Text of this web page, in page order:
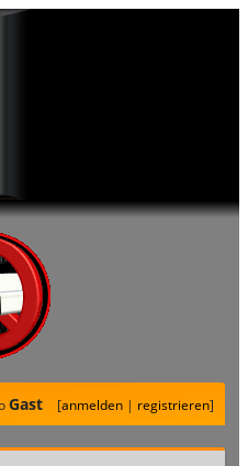
Gast [anmelden| registrieren]